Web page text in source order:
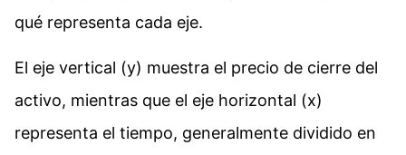
qué representa cada eje.
El eje vertical (y) muestra el precio de cierre del
activo, mientras que el eje horizontal (x)
representa el tiempo, generalmente dividido en